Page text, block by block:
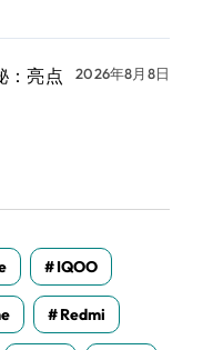
：亮点
2026年8月8日
IQOO
Redmi